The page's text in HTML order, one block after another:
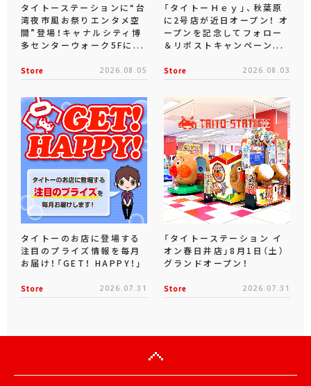
タイトーステーションに“台
湾夜市風お祭りエンタメ空
間”登場！キャナルシティ博
多センターウォーク5Fに...
Store 2026.08.05
「タイトーＨｅｙ」、秋葉原
に2号店が近日オープン！ オ
ープンを記念してフォロー
＆リポストキャンペーン...
Store 2026.08.03
タイトーのお店に登場する
注目のプライズ情報を毎月
お届け！「GET！ HAPPY！」
Store 2026.07.31
「タイトーステーション イ
オン春日井店」8月1日（土）
グランドオープン！
Store 2026.07.31